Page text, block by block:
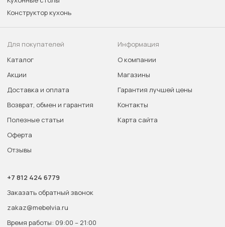
Конструктор кухонь
Для покупателей
Каталог
Акции
Доставка и оплата
Возврат, обмен и гарантия
Полезные статьи
Оферта
Отзывы
Информация
О компании
Магазины
Гарантия лучшей цены
Контакты
Карта сайта
+7 812 424 6779
Заказать обратный звонок
zakaz@mebelvia.ru
Время работы: 09:00 – 21:00